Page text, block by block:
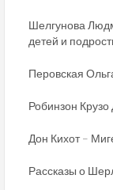
Шелгунова
детей и
Перовская
Робинзон
Дон Кихот –
Рассказы о